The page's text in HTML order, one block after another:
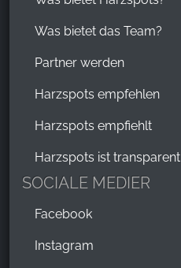
Was bietet das Team?
Partner werden
Harzspots empfehlen
Harzspots empfiehlt
Harzspots ist transparent
SOCIALE MEDIER
Facebook
Instagram